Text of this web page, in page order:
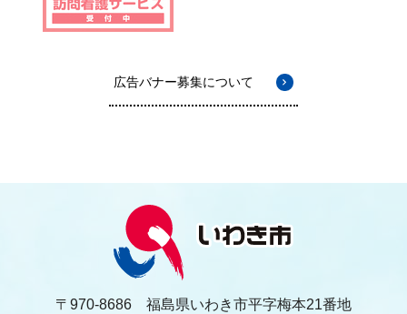
広告バナー募集について
〒970-8686 福島県いわき市平字梅本21番地